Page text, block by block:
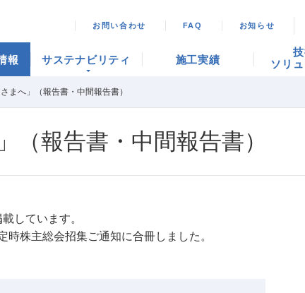
お問い合わせ FAQ お知らせ
報 サステナビリティ 施工実績
技
ソリ
まへ」（報告書・中間報告書）
報告書・中間報告書）
しています。
株主総会招集ご通知に合冊しました。